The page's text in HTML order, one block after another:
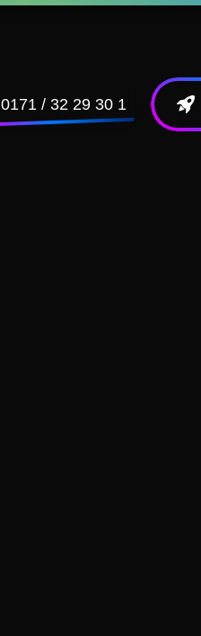
0171 / 32 29 30 1